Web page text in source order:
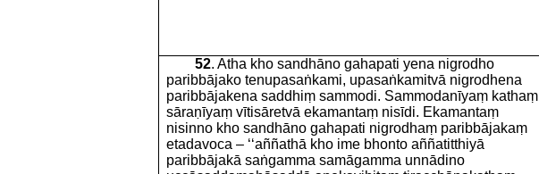
52. Atha kho sandhāno gahapati yena nigrodho
paribbājako tenupasaṅkami, upasaṅkamitvā nigrodhena
paribbājakena saddhiṃ sammodi. Sammodanīyaṃ kathaṃ
sāraṇīyaṃ vītisāretvā ekamantaṃ nisīdi. Ekamantaṃ
nisinno kho sandhāno gahapati nigrodhaṃ paribbājakaṃ
etadavoca – ‘‘aññathā kho ime bhonto aññatitthiyā
paribbājakā saṅgamma samāgamma unnādino